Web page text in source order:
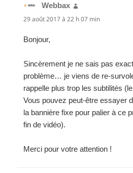
Webbax
29 août 2017 à 22 h 07 min
Bonjour,
Sincèrement je ne sais pas
problème… je viens de re-
rappelle plus trop les subtilités
Vous pouvez peut-être essayer
la bannière fixe pour palier à ce
fin de vidéo).
Merci pour votre attention !